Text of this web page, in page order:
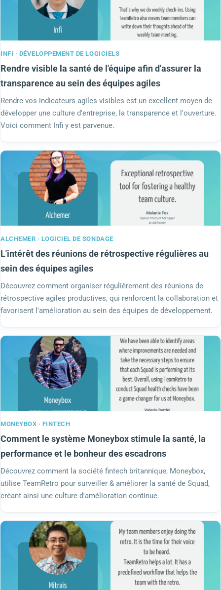
INFI · DÉVELOPPEMENT DE LOGICIELS
Rendre visible la santé de l'équipe afin d'assurer la
transparence au sein des équipes agiles
Rendre vos indicateurs agiles visibles est un excellent moyen de
développer une culture d'entreprise, la transparence et l'ouverture.
Voici comment Infi y est parvenue.
ALCHEMER · LOGICIEL DE SONDAGE
L'intérêt des réunions de rétrospective régulières au
sein des équipes agiles
Découvrez comment organiser régulièrement des réunions de
rétrospective agiles productives, qui renforcent la collaboration et
favorisent l'amélioration au sein des équipes de développement.
MONEYBOX · FINTECH
Comment le système Moneybox stimule la santé, la
performance et le bonheur des escadrons
Découvrez comment la société fintech britannique, Moneybox,
utilise TeamRetro pour surveiller & améliorer la santé de Squad,
créant ainsi une culture d'amélioration continue.